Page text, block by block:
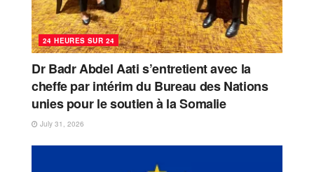
24 HEURES SUR 24
Dr Badr Abdel Aati s’entretient avec la
cheffe par intérim du Bureau des Nations
unies pour le soutien à la Somalie
July 31, 2026